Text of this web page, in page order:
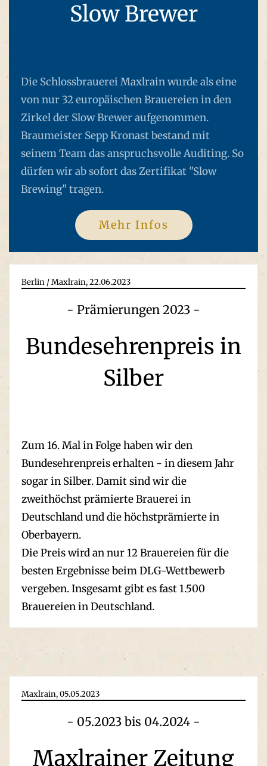
Slow Brewer
Die Schlossbrauerei Maxlrain wurde als eine
von nur 32 europäischen Brauereien in den
Zirkel der Slow Brewer aufgenommen.
Braumeister Sepp Kronast bestand mit
seinem Team das anspruchsvolle Auditing. So
dürfen wir ab sofort das Zertifikat "Slow
Brewing" tragen.
Mehr Infos
Berlin / Maxlrain, 22.06.2023
- Prämierungen 2023 -
Bundesehren­preis in
Silber
Zum 16. Mal in Folge haben wir den
Bundesehrenpreis erhalten - in diesem Jahr
sogar in Silber. Damit sind wir die
zweithöchst prämierte Brauerei in
Deutschland und die höchstprämierte in
Oberbayern.
Die Preis wird an nur 12 Brauereien für die
besten Ergebnisse beim DLG-Wettbewerb
vergeben. Insgesamt gibt es fast 1.500
Brauereien in Deutschland.
Maxlrain, 05.05.2023
- 05.2023 bis 04.2024 -
Maxlrainer Zeitung